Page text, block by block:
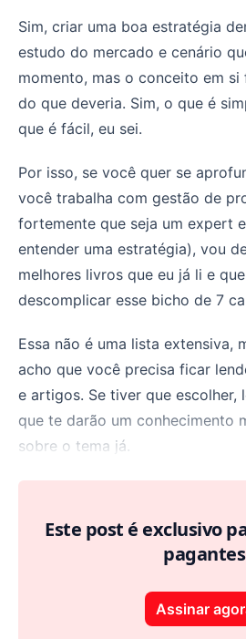
Sim, criar uma boa estratégia
estudo do mercado e cenário
momento, mas o conceito em
do que deveria. Sim, o que é
que é fácil, eu sei.
Por isso, se você quer se
você trabalha com gestão de
fortemente que seja um expert
entender uma estratégia), vou
melhores livros que eu já li e
descomplicar esse bicho de 7
Essa não é uma lista extensiva,
acho que você precisa ficar
e artigos. Se tiver que escolher,
que te darão um conhecimento
sobre o tema já.
Este post é exclusivo
pagantes
Assinar